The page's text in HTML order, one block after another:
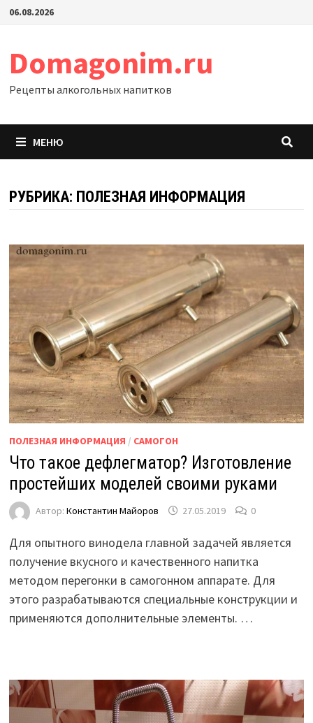
Перейти
06.08.2026
Domagonim.ru
Рецепты алкогольных напитков
МЕНЮ
РУБРИКА: ПОЛЕЗНАЯ ИНФОРМАЦИЯ
ПОЛЕЗНАЯ ИНФОРМАЦИЯ / САМОГОН
Что такое дефлегматор? Изготовление
простейших моделей своими руками
Автор: Константин Майоров 27.05.2019 0
Для опытного винодела главной задачей является
получение вкусного и качественного напитка
методом перегонки в самогонном аппарате. Для
этого разрабатываются специальные конструкции и
применяются дополнительные элементы. …